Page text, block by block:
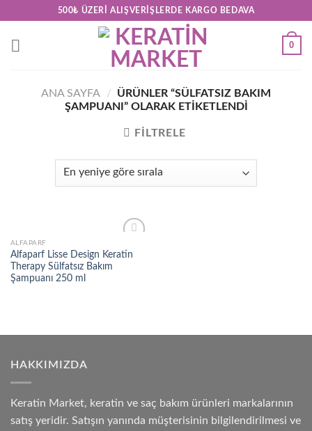
content
500₺ ÜZERI ALIŞVERIŞLERDE KARGO BEDAVA
0
ANA SAYFA /
ÜRÜNLER “SÜLFATSIZ BAKIM
ŞAMPUANI” OLARAK ETIKETLENDI
FILTRELE
Add to
wishlist
ALFAPARF
Alfaparf Lisse Design Keratin
Therapy Sülfatsız Bakım
Şampuanı 250 ml
HAKKIMIZDA
Keratin Market, keratin ve saç bakım ürünleri markalarının
satış yeridir. Satışın yanında müşterisinin bilgilendirilmesi ve